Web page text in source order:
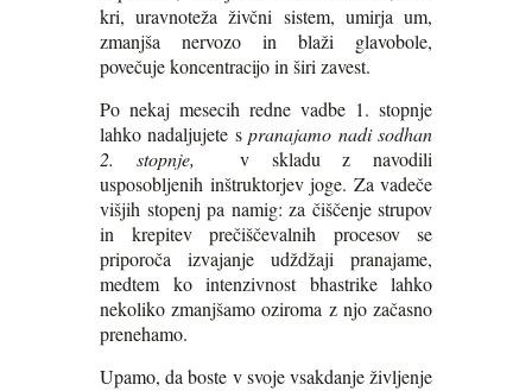
kri, uravnoteža živčni sistem, umirja um,
zmanjša nervozo in blaži glavobole,
povečuje koncentracijo in širi zavest.
Po nekaj mesecih redne vadbe 1. stopnje
lahko nadaljujete spranajamo nadi sodhan
2. stopnje, v skladu z navodili
usposobljenih inštruktorjev joge. Za vadeče
višjih stopenj pa namig: za čiščenje strupov
in krepitev prečiščevalnih procesov se
priporoča izvajanje udždžaji pranajame,
medtem ko intenzivnost bhastrike lahko
nekoliko zmanjšamo oziroma z njo začasno
prenehamo.
Upamo, da boste v svoje vsakdanje življenje